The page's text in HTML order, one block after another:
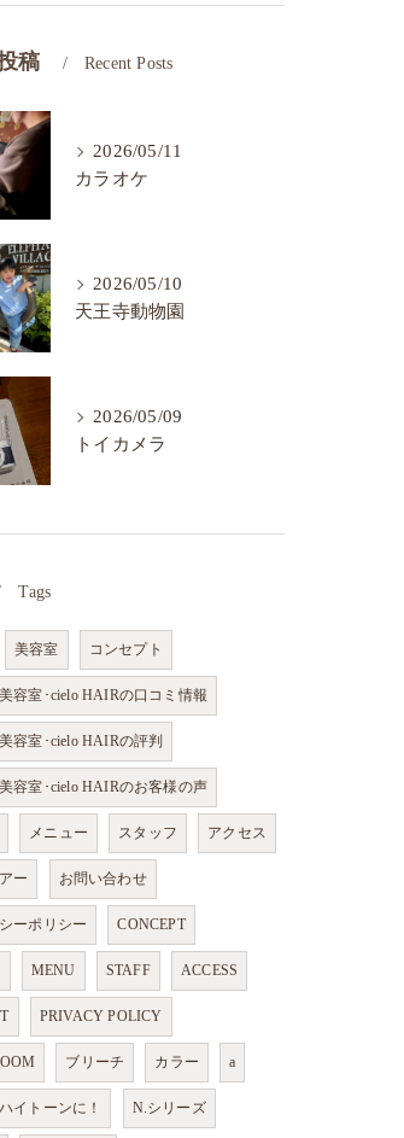
稿 Recent Posts
2026/05/11
カラオケ
2026/05/10
天王寺動物園
2026/05/09
トイカメラ
Tags
美容室 コンセプト
容室･cielo HAIRの口コミ情報
容室･cielo HAIRの評判
容室･cielo HAIRのお客様の声
メニュー スタッフ アクセス
ー お問い合わせ
ーポリシー CONCEPT
MENU STAFF ACCESS
PRIVACY POLICY
ブリーチ カラー a
イトーンに！ N.シリーズ